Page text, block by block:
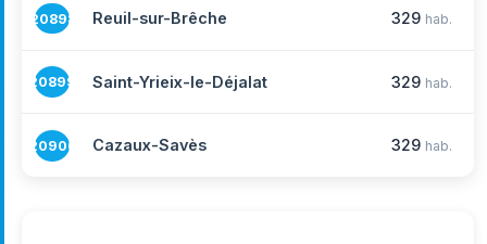
20898 Reuil-sur-Brêche 329 hab.
20899 Saint-Yrieix-le-Déjalat 329 hab.
20900 Cazaux-Savès 329 hab.